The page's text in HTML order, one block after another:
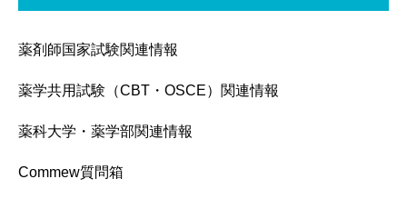
薬剤師国家試験関連情報
薬学共用試験（CBT・OSCE）関連情報
薬科大学・薬学部関連情報
Commew質問箱